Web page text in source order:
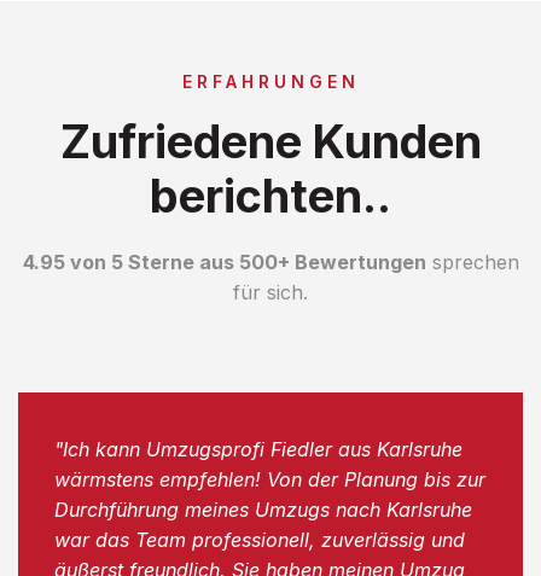
ERFAHRUNGEN
Zufriedene Kunden
berichten..
4.95 von 5 Sterne aus 500+ Bewertungen sprechen
für sich.
"Ich kann Umzugsprofi Fiedler aus Karlsruhe
wärmstens empfehlen! Von der Planung bis zur
Durchführung meines Umzugs nach Karlsruhe
war das Team professionell, zuverlässig und
äußerst freundlich. Sie haben meinen Umzug